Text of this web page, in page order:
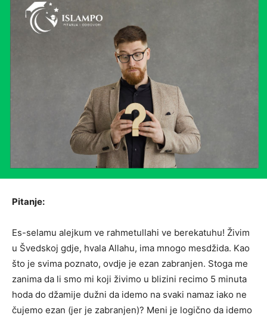
Pitanje:
Es-selamu alejkum ve rahmetullahi ve berekatuhu! Živim
u Švedskoj gdje, hvala Allahu, ima mnogo mesdžida. Kao
što je svima poznato, ovdje je ezan zabranjen. Stoga me
zanima da li smo mi koji živimo u blizini recimo 5 minuta
hoda do džamije dužni da idemo na svaki namaz iako ne
čujemo ezan (jer je zabranjen)? Meni je logično da idemo